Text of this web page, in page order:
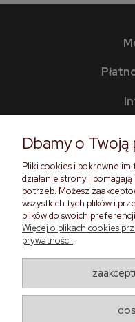
Dbamy o
Pliki cookies i pokrewne
działanie strony i
potrzeb. Możesz
wszystkich tych plików i
plików do swoich
Więcej o plikach cookies
prywatności.